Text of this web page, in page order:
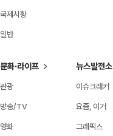
국제시황
일반
문화·라이프
관광
방송/TV
영화
뉴스발전소
이슈크래커
요즘, 이거
그래픽스